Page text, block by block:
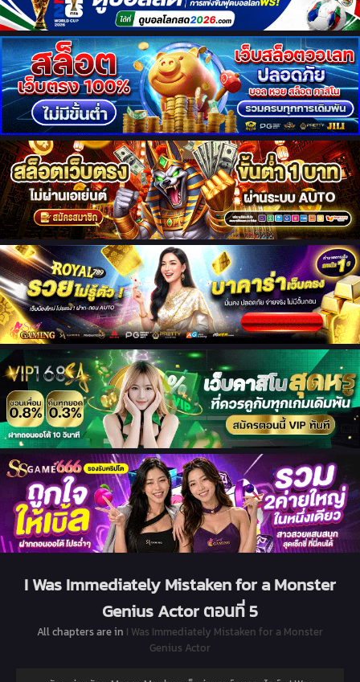
I Was Immediately Mistaken for a Monster
Genius Actor ตอนที่ 5
All chapters are in I Was Immediately Mistaken for a Monster
Genius Actor